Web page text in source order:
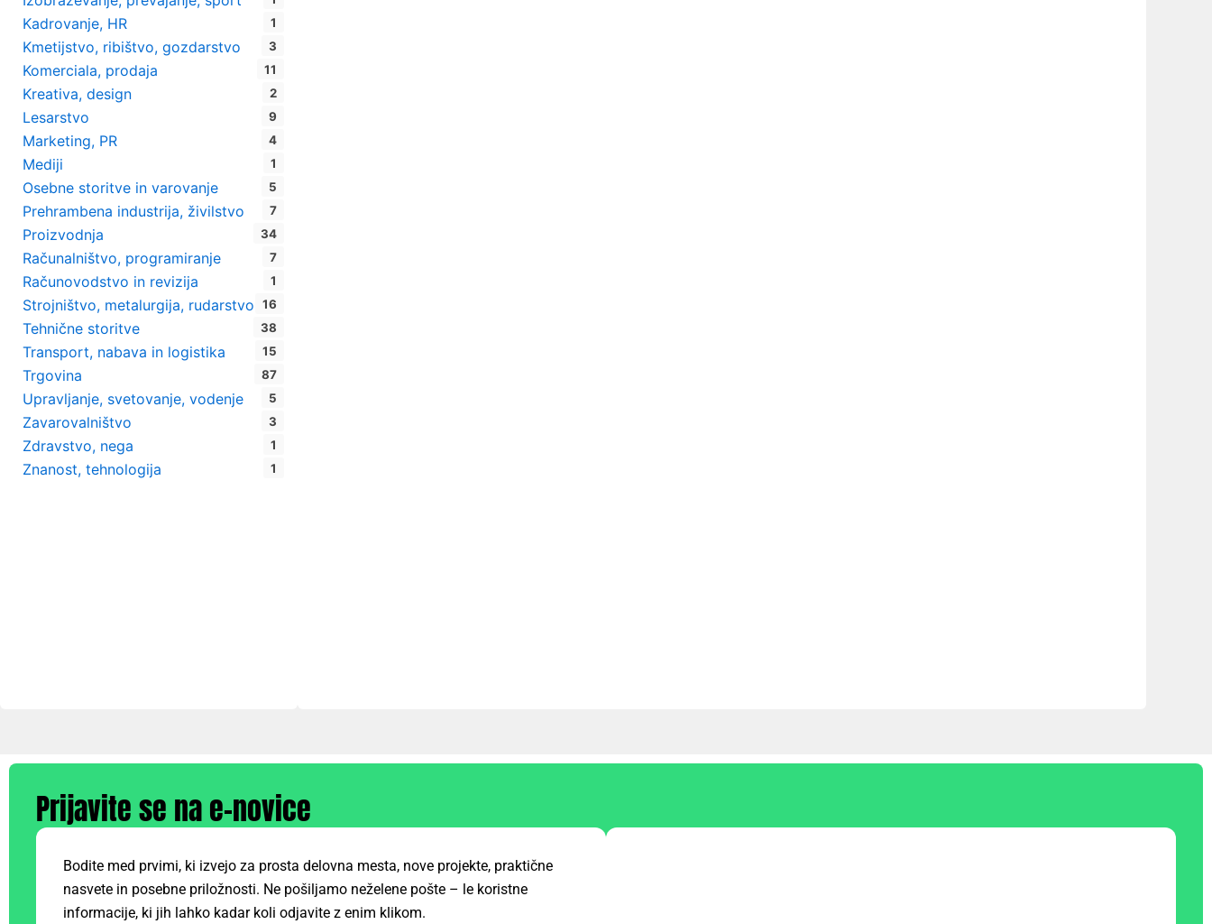
Kadrovanje, HR 1
Kmetijstvo, ribištvo, gozdarstvo 3
Komerciala, prodaja 11
Kreativa, design 2
Lesarstvo 9
Marketing, PR 4
Mediji 1
Osebne storitve in varovanje 5
Prehrambena industrija, živilstvo 7
Proizvodnja 34
Računalništvo, programiranje 7
Računovodstvo in revizija 1
Strojništvo, metalurgija, rudarstvo 16
Tehnične storitve 38
Transport, nabava in logistika 15
Trgovina 87
Upravljanje, svetovanje, vodenje 5
Zavarovalništvo 3
Zdravstvo, nega 1
Znanost, tehnologija 1
Prijavite se na e-novice
Bodite med prvimi, ki izvejo za prosta delovna mesta, nove projekte, praktične
nasvete in posebne priložnosti. Ne pošiljamo neželene pošte – le koristne
informacije, ki jih lahko kadar koli odjavite z enim klikom.